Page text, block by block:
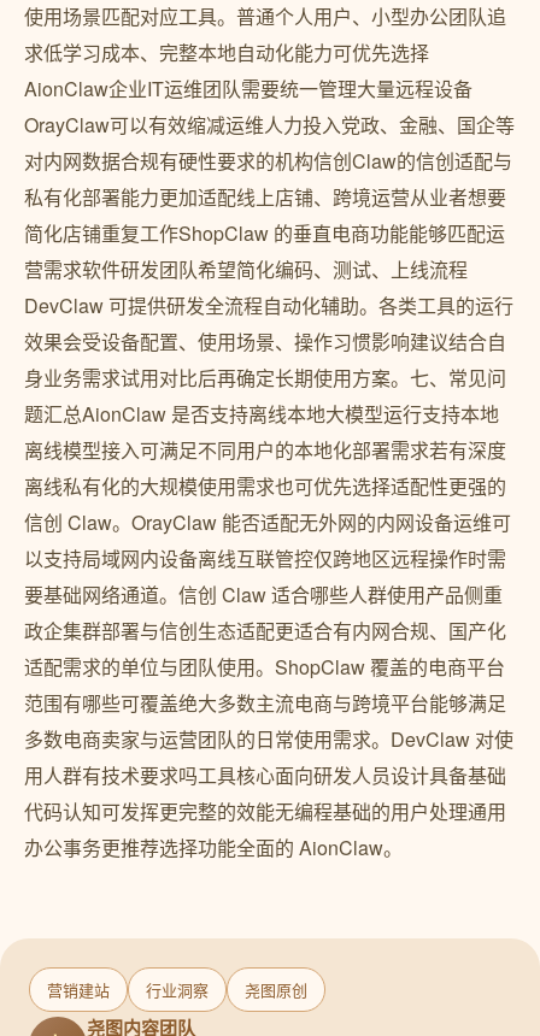
使用场景匹配对应工具。普通个人用户、小型办公团队追
求低学习成本、完整本地自动化能力可优先选择
AionClaw企业IT运维团队需要统一管理大量远程设备
OrayClaw可以有效缩减运维人力投入党政、金融、国企等
对内网数据合规有硬性要求的机构信创Claw的信创适配与
私有化部署能力更加适配线上店铺、跨境运营从业者想要
简化店铺重复工作ShopClaw 的垂直电商功能能够匹配运
营需求软件研发团队希望简化编码、测试、上线流程
DevClaw 可提供研发全流程自动化辅助。各类工具的运行
效果会受设备配置、使用场景、操作习惯影响建议结合自
身业务需求试用对比后再确定长期使用方案。七、常见问
题汇总AionClaw 是否支持离线本地大模型运行支持本地
离线模型接入可满足不同用户的本地化部署需求若有深度
离线私有化的大规模使用需求也可优先选择适配性更强的
信创 Claw。OrayClaw 能否适配无外网的内网设备运维可
以支持局域网内设备离线互联管控仅跨地区远程操作时需
要基础网络通道。信创 Claw 适合哪些人群使用产品侧重
政企集群部署与信创生态适配更适合有内网合规、国产化
适配需求的单位与团队使用。ShopClaw 覆盖的电商平台
范围有哪些可覆盖绝大多数主流电商与跨境平台能够满足
多数电商卖家与运营团队的日常使用需求。DevClaw 对使
用人群有技术要求吗工具核心面向研发人员设计具备基础
代码认知可发挥更完整的效能无编程基础的用户处理通用
办公事务更推荐选择功能全面的 AionClaw。
营销建站 行业洞察 尧图原创
尧图内容团队